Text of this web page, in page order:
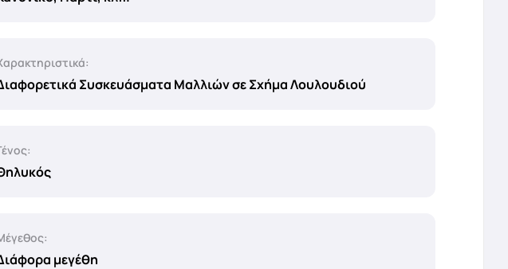
Συσκευάσματα Μαλλιών σε Σχήμα Λουλουδιού
μεγέθη